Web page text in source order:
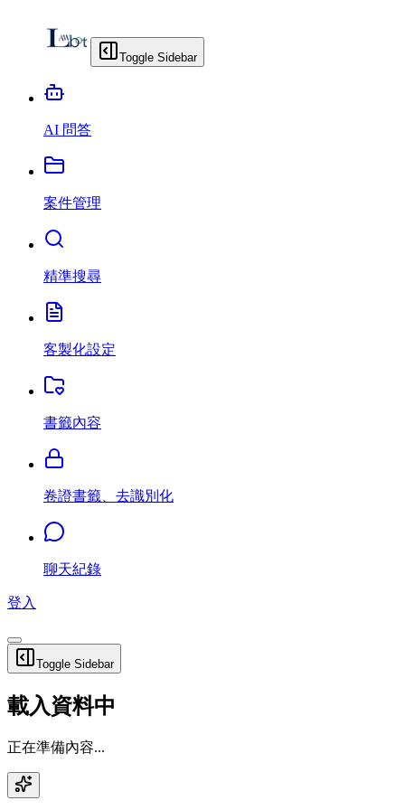
Toggle Sidebar
AI 問答
案件管理
精準搜尋
客製化設定
書籤內容
卷證書籤、去識別化
聊天紀錄
登入
Toggle Sidebar
載入資料中
正在準備內容...